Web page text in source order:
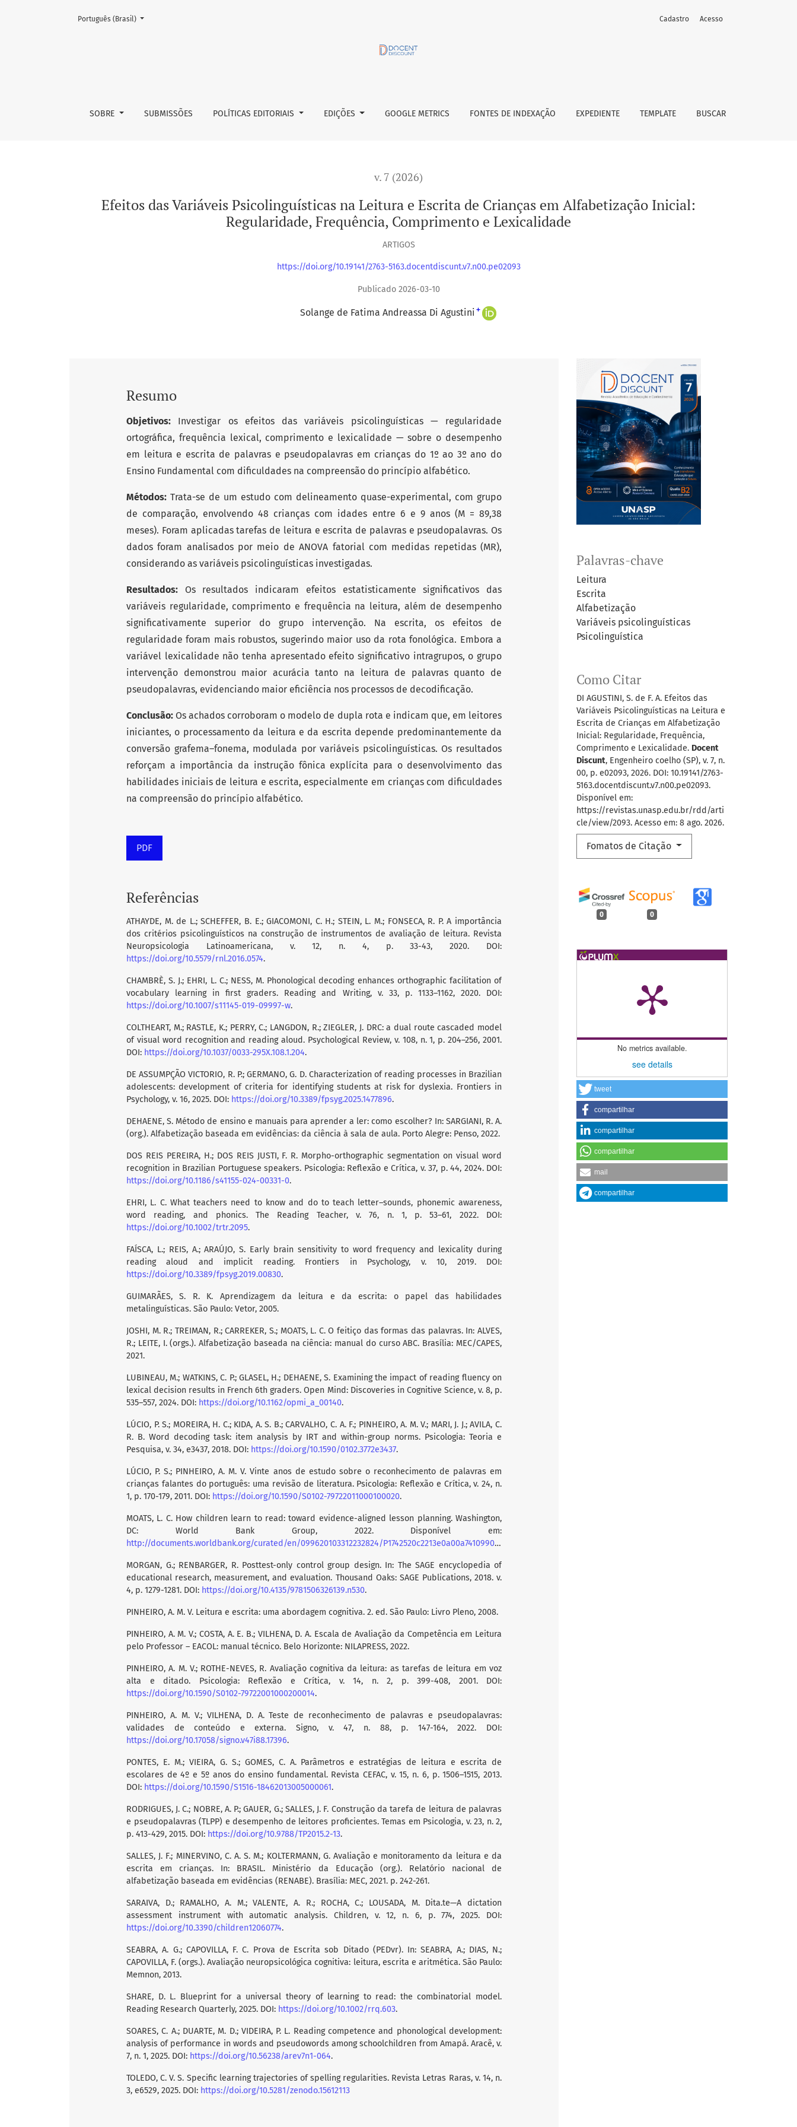
Efeitos das Variáveis Psicolinguísticas na Leitura e Escrita de Crianças em Alfabetização Inicial: Regularidade, Frequência, Comprimento e Lexicalidade
SOBRE SUBMISSÕES POLÍTICAS EDITORIAIS EDIÇÕES GOOGLE METRICS FONTES DE INDEXAÇÃO EXPEDIENTE TEMPLATE BUSCAR
Cadastro Acesso
Mudar o idioma. O atual é:
Português (Brasil)
v. 7 (2026)
Efeitos das Variáveis Psicolinguísticas na Leitura e Escrita de Crianças em Alfabetização Inicial:
Regularidade, Frequência, Comprimento e Lexicalidade
ARTIGOS
https://doi.org/10.19141/2763-5163.docentdiscunt.v7.n00.pe02093
Publicado 2026-03-10
Solange de Fatima Andreassa Di Agustini +
Palavras-chave
Leitura
Escrita
Alfabetização
Variáveis psicolinguísticas
Psicolinguística
Como Citar
DI AGUSTINI, S. de F. A. Efeitos das
Variáveis Psicolinguísticas na Leitura e
Escrita de Crianças em Alfabetização
Inicial: Regularidade, Frequência,
Comprimento e Lexicalidade. Docent
Discunt, Engenheiro coelho (SP), v. 7, n.
00, p. e02093, 2026. DOI: 10.19141/2763-
5163.docentdiscunt.v7.n00.pe02093.
Disponível em:
https://revistas.unasp.edu.br/rdd/arti
cle/view/2093. Acesso em: 8 ago. 2026.
Fomatos de Citação
0 0
No metrics available.
see details
tweet
compartilhar
compartilhar
compartilhar
mail
compartilhar
Resumo
Objetivos: Investigar os efeitos das variáveis psicolinguísticas — regularidade
ortográfica, frequência lexical, comprimento e lexicalidade — sobre o desempenho
em leitura e escrita de palavras e pseudopalavras em crianças do 1º ao 3º ano do
Ensino Fundamental com dificuldades na compreensão do princípio alfabético.
Métodos: Trata-se de um estudo com delineamento quase-experimental, com grupo
de comparação, envolvendo 48 crianças com idades entre 6 e 9 anos (M = 89,38
meses). Foram aplicadas tarefas de leitura e escrita de palavras e pseudopalavras. Os
dados foram analisados por meio de ANOVA fatorial com medidas repetidas (MR),
considerando as variáveis psicolinguísticas investigadas.
Resultados: Os resultados indicaram efeitos estatisticamente significativos das
variáveis regularidade, comprimento e frequência na leitura, além de desempenho
significativamente superior do grupo intervenção. Na escrita, os efeitos de
regularidade foram mais robustos, sugerindo maior uso da rota fonológica. Embora a
variável lexicalidade não tenha apresentado efeito significativo intragrupos, o grupo
intervenção demonstrou maior acurácia tanto na leitura de palavras quanto de
pseudopalavras, evidenciando maior eficiência nos processos de decodificação.
Conclusão: Os achados corroboram o modelo de dupla rota e indicam que, em leitores
iniciantes, o processamento da leitura e da escrita depende predominantemente da
conversão grafema–fonema, modulada por variáveis psicolinguísticas. Os resultados
reforçam a importância da instrução fônica explícita para o desenvolvimento das
habilidades iniciais de leitura e escrita, especialmente em crianças com dificuldades
na compreensão do princípio alfabético.
PDF
Referências
ATHAYDE, M. de L.; SCHEFFER, B. E.; GIACOMONI, C. H.; STEIN, L. M.; FONSECA, R. P. A importância
dos critérios psicolinguísticos na construção de instrumentos de avaliação de leitura. Revista
Neuropsicologia Latinoamericana, v. 12, n. 4, p. 33-43, 2020. DOI:
https://doi.org/10.5579/rnl.2016.0574.
CHAMBRÈ, S. J.; EHRI, L. C.; NESS, M. Phonological decoding enhances orthographic facilitation of
vocabulary learning in first graders. Reading and Writing, v. 33, p. 1133–1162, 2020. DOI:
https://doi.org/10.1007/s11145-019-09997-w.
COLTHEART, M.; RASTLE, K.; PERRY, C.; LANGDON, R.; ZIEGLER, J. DRC: a dual route cascaded model
of visual word recognition and reading aloud. Psychological Review, v. 108, n. 1, p. 204–256, 2001.
DOI: https://doi.org/10.1037/0033-295X.108.1.204.
DE ASSUMPÇÃO VICTORIO, R. P.; GERMANO, G. D. Characterization of reading processes in Brazilian
adolescents: development of criteria for identifying students at risk for dyslexia. Frontiers in
Psychology, v. 16, 2025. DOI: https://doi.org/10.3389/fpsyg.2025.1477896.
DEHAENE, S. Método de ensino e manuais para aprender a ler: como escolher? In: SARGIANI, R. A.
(org.). Alfabetização baseada em evidências: da ciência à sala de aula. Porto Alegre: Penso, 2022.
DOS REIS PEREIRA, H.; DOS REIS JUSTI, F. R. Morpho-orthographic segmentation on visual word
recognition in Brazilian Portuguese speakers. Psicologia: Reflexão e Crítica, v. 37, p. 44, 2024. DOI:
https://doi.org/10.1186/s41155-024-00331-0.
EHRI, L. C. What teachers need to know and do to teach letter–sounds, phonemic awareness,
word reading, and phonics. The Reading Teacher, v. 76, n. 1, p. 53–61, 2022. DOI:
https://doi.org/10.1002/trtr.2095.
FAÍSCA, L.; REIS, A.; ARAÚJO, S. Early brain sensitivity to word frequency and lexicality during
reading aloud and implicit reading. Frontiers in Psychology, v. 10, 2019. DOI:
https://doi.org/10.3389/fpsyg.2019.00830.
GUIMARÃES, S. R. K. Aprendizagem da leitura e da escrita: o papel das habilidades
metalinguísticas. São Paulo: Vetor, 2005.
JOSHI, M. R.; TREIMAN, R.; CARREKER, S.; MOATS, L. C. O feitiço das formas das palavras. In: ALVES,
R.; LEITE, I. (orgs.). Alfabetização baseada na ciência: manual do curso ABC. Brasília: MEC/CAPES,
2021.
LUBINEAU, M.; WATKINS, C. P.; GLASEL, H.; DEHAENE, S. Examining the impact of reading fluency on
lexical decision results in French 6th graders. Open Mind: Discoveries in Cognitive Science, v. 8, p.
535–557, 2024. DOI: https://doi.org/10.1162/opmi_a_00140.
LÚCIO, P. S.; MOREIRA, H. C.; KIDA, A. S. B.; CARVALHO, C. A. F.; PINHEIRO, A. M. V.; MARI, J. J.; AVILA, C.
R. B. Word decoding task: item analysis by IRT and within-group norms. Psicologia: Teoria e
Pesquisa, v. 34, e3437, 2018. DOI: https://doi.org/10.1590/0102.3772e3437.
LÚCIO, P. S.; PINHEIRO, A. M. V. Vinte anos de estudo sobre o reconhecimento de palavras em
crianças falantes do português: uma revisão de literatura. Psicologia: Reflexão e Crítica, v. 24, n.
1, p. 170-179, 2011. DOI: https://doi.org/10.1590/S0102-79722011000100020.
MOATS, L. C. How children learn to read: toward evidence-aligned lesson planning. Washington,
DC: World Bank Group, 2022. Disponível em:
http://documents.worldbank.org/curated/en/099620103312232824/P1742520c2213e0a00a7410990dbb0a2daa
MORGAN, G.; RENBARGER, R. Posttest-only control group design. In: The SAGE encyclopedia of
educational research, measurement, and evaluation. Thousand Oaks: SAGE Publications, 2018. v.
4, p. 1279-1281. DOI: https://doi.org/10.4135/9781506326139.n530.
PINHEIRO, A. M. V. Leitura e escrita: uma abordagem cognitiva. 2. ed. São Paulo: Livro Pleno, 2008.
PINHEIRO, A. M. V.; COSTA, A. E. B.; VILHENA, D. A. Escala de Avaliação da Competência em Leitura
pelo Professor – EACOL: manual técnico. Belo Horizonte: NILAPRESS, 2022.
PINHEIRO, A. M. V.; ROTHE-NEVES, R. Avaliação cognitiva da leitura: as tarefas de leitura em voz
alta e ditado. Psicologia: Reflexão e Crítica, v. 14, n. 2, p. 399-408, 2001. DOI:
https://doi.org/10.1590/S0102-79722001000200014.
PINHEIRO, A. M. V.; VILHENA, D. A. Teste de reconhecimento de palavras e pseudopalavras:
validades de conteúdo e externa. Signo, v. 47, n. 88, p. 147-164, 2022. DOI:
https://doi.org/10.17058/signo.v47i88.17396.
PONTES, E. M.; VIEIRA, G. S.; GOMES, C. A. Parâmetros e estratégias de leitura e escrita de
escolares de 4º e 5º anos do ensino fundamental. Revista CEFAC, v. 15, n. 6, p. 1506–1515, 2013.
DOI: https://doi.org/10.1590/S1516-18462013005000061.
RODRIGUES, J. C.; NOBRE, A. P.; GAUER, G.; SALLES, J. F. Construção da tarefa de leitura de palavras
e pseudopalavras (TLPP) e desempenho de leitores proficientes. Temas em Psicologia, v. 23, n. 2,
p. 413-429, 2015. DOI: https://doi.org/10.9788/TP2015.2-13.
SALLES, J. F.; MINERVINO, C. A. S. M.; KOLTERMANN, G. Avaliação e monitoramento da leitura e da
escrita em crianças. In: BRASIL. Ministério da Educação (org.). Relatório nacional de
alfabetização baseada em evidências (RENABE). Brasília: MEC, 2021. p. 242-261.
SARAIVA, D.; RAMALHO, A. M.; VALENTE, A. R.; ROCHA, C.; LOUSADA, M. Dita.te—A dictation
assessment instrument with automatic analysis. Children, v. 12, n. 6, p. 774, 2025. DOI:
https://doi.org/10.3390/children12060774.
SEABRA, A. G.; CAPOVILLA, F. C. Prova de Escrita sob Ditado (PEDvr). In: SEABRA, A.; DIAS, N.;
CAPOVILLA, F. (orgs.). Avaliação neuropsicológica cognitiva: leitura, escrita e aritmética. São Paulo:
Memnon, 2013.
SHARE, D. L. Blueprint for a universal theory of learning to read: the combinatorial model.
Reading Research Quarterly, 2025. DOI: https://doi.org/10.1002/rrq.603.
SOARES, C. A.; DUARTE, M. D.; VIDEIRA, P. L. Reading competence and phonological development:
analysis of performance in words and pseudowords among schoolchildren from Amapá. Aracê, v.
7, n. 1, 2025. DOI: https://doi.org/10.56238/arev7n1-064.
TOLEDO, C. V. S. Specific learning trajectories of spelling regularities. Revista Letras Raras, v. 14, n.
3, e6529, 2025. DOI: https://doi.org/10.5281/zenodo.15612113